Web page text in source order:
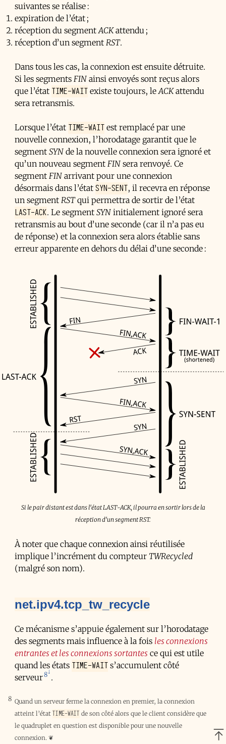
suivantes se réalise :
expiration de l’état ;
réception du segment ACKattendu ;
réception d’un segment RST.
Dans tous les cas, la connexion est ensuite détruite.
Si les segments FINainsi envoyés sont reçus alors
que l’état TIME-WAITexiste toujours, le ACKattendu
sera retransmis.
Lorsque l’état TIME-WAITest remplacé par une
nouvelle connexion, l’horodatage garantit que le
segment SYNde la nouvelle connexion sera ignoré et
qu’un nouveau segment FINsera renvoyé. Ce
segment FINarrivant pour une connexion
désormais dans l’état SYN-SENT, il recevra en réponse
un segment RSTqui permettra de sortir de l’état
LAST-ACK. Le segment SYNinitialement ignoré sera
retransmis au bout d’une seconde (car il n’a pas eu
de réponse) et la connexion sera alors établie sans
erreur apparente en dehors du délai d’une seconde :
Si le pair distant est dans l'état LAST-ACK, il pourra en sortir lors de la
réception d'un segment RST.
À noter que chaque connexion ainsi réutilisée
implique l’incrément du compteur TWRecycled
(malgré son nom).
net.ipv4.tcp_tw_recycle
Ce mécanisme s’appuie également sur l’horodatage
des segments mais influence à la fois les connexions
entrantes et les connexions sortantesce qui est utile
quand les états TIME-WAITs’accumulent côté
serveur8 .
8 Quand un serveur ferme la connexion en premier, la connexion
atteint l’état TIME-WAIT de son côté alors que le client considère que
le quadruplet en question est disponible pour une nouvelle
connexion. ❦